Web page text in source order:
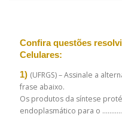
Confira questões
Celulares:
1) (UFRGS) – Assinale a
frase abaixo.
Os produtos da síntese
endoplasmático para o